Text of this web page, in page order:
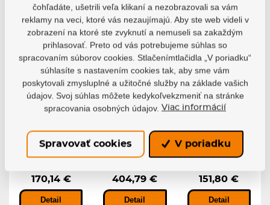
-13%
Kolieskové
korčule
Chaya Quad
Melrose Elite
Purple Evil
Elite Purple Evil -...
Skladem 7-10
pracovních dní
170,14 €
Detail
Kolieskové
korčule
Chaya Quad
Nomade
A high-cut, ultra-
Skladem 7-10
404,79 €
Detail
Kolečkové
brusle
Powerslide
Chaya Cozy
Summer...
Breeze Cream sú...
Skladem 7-10
151,80 €
Detail
čohľadáte, ušetrili veľa klikaní a nezobrazovali sa vám
reklamy na veci, ktoré vás nezaujímajú. Aby ste web videli v
zobrazení na ktoré ste zvyknutí a nemuseli sa zakaždým
prihlasovať. Preto od vás potrebujeme súhlas so
spracovaním súborov cookies. Stlačenímtlačidla „V poriadku“
súhlasíte s nastavením cookies tak, aby sme vám
poskytovali zmysluplné a užitočné služby na základe vašich
údajov. Svoj súhlas môžete kedykoľvekzmeniť na stránke
spracovania osobných údajov. Viac informácií
Spravovať cookies V poriadku